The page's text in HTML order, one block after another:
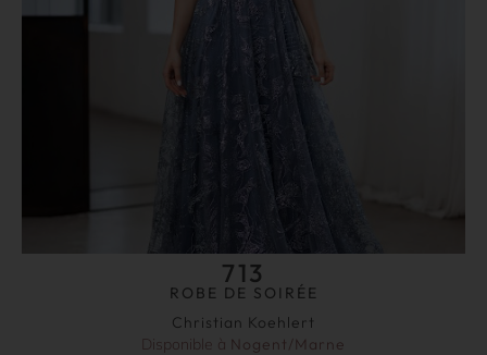
713
ROBE DE SOIRÉE
Christian Koehlert
Disponible à Nogent/Marne